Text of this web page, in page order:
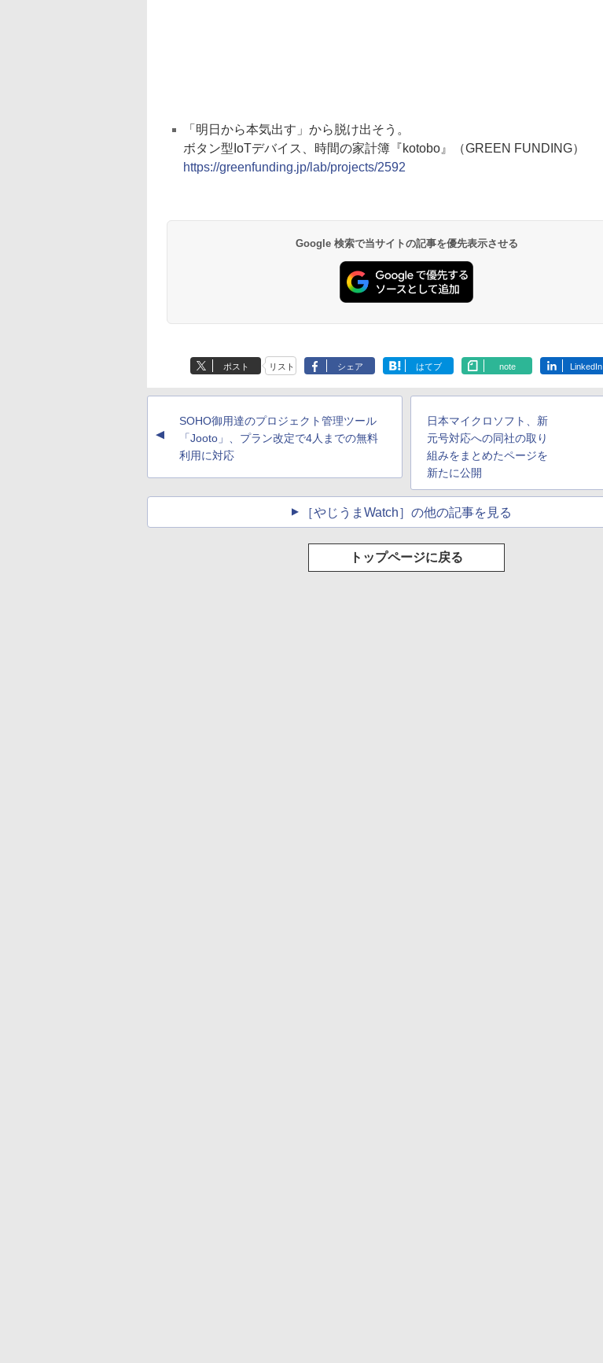
「明日から本気出す」から脱け出そう。
ボタン型IoTデバイス、時間の家計簿『kotobo』（GREEN FUNDING）
https://greenfunding.jp/lab/projects/2592
Google 検索で当サイトの記事を優先表示させる
ポスト リスト シェア はてブ note LinkedIn
▲
SOHO御用達のプロジェクト管理ツール
「Jooto」、プラン改定で4人までの無料
利用に対応
日本マイクロソフト、新
元号対応への同社の取り
組みをまとめたページを
新たに公開
［やじうまWatch］の他の記事を見る
トップページに戻る